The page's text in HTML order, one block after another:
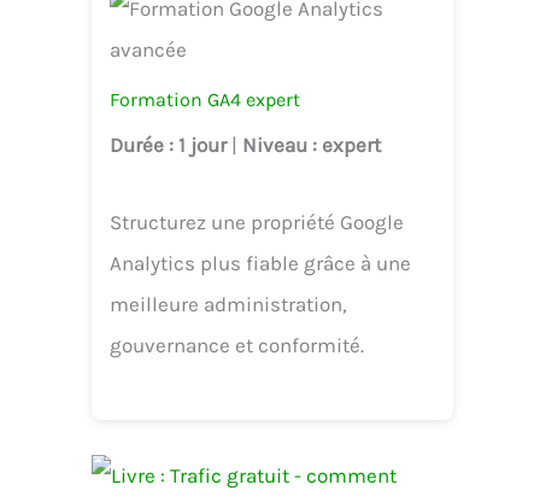
Formation GA4 expert
Durée : 1 jour | Niveau : expert
Structurez une propriété Google
Analytics plus fiable grâce à une
meilleure administration,
gouvernance et conformité.